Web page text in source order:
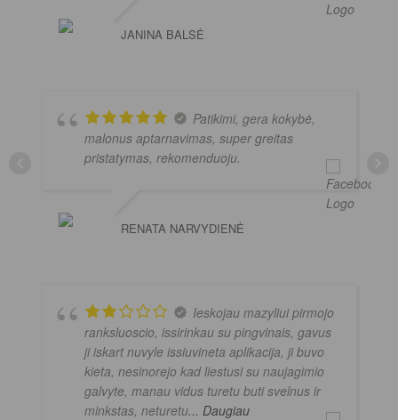
JANINA BALSĖ
Patikimi, gera kokybė,
malonus aptarnavimas, super greitas
pristatymas, rekomenduoju.
RENATA NARVYDIENĖ
Ieskojau mazyliui pirmojo
ranksluoscio, issirinkau su pingvinais, gavus
ji iskart nuvyle issiuvineta aplikacija, ji buvo
kieta, nesinorejo kad liestusi su naujagimio
galvyte, manau vidus turetu buti svelnus ir
minkstas, neturetu... Daugiau